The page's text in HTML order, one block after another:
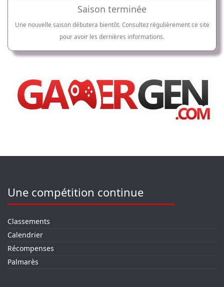
Saison terminée
Une nouvelle saison débutera bientôt. Consultez régulièrement ce site
pour avoir les dernières informations.
Une compétition continue
Classements
Calendrier
Récompenses
Palmarès